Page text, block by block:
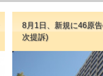
8月1日、新規に46原
次提訴)